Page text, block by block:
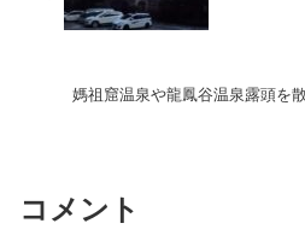
媽祖窟温泉や龍鳳谷温泉露頭を
コメント